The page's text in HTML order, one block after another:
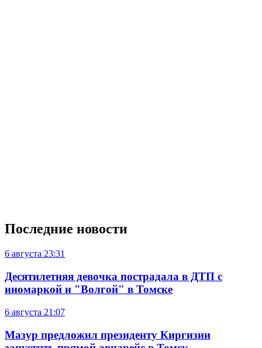
Последние новости
6 августа 23:31
Десятилетняя девочка пострадала в ДТП с
иномаркой и "Волгой" в Томске
6 августа 21:07
Мазур предложил президенту Киргизии